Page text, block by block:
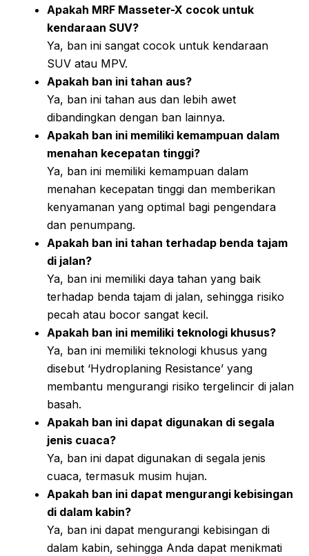
Apakah MRF Masseter-X cocok untuk
kendaraan SUV?
Ya, ban ini sangat cocok untuk kendaraan
SUV atau MPV.
Apakah ban ini tahan aus?
Ya, ban ini tahan aus dan lebih awet
dibandingkan dengan ban lainnya.
Apakah ban ini memiliki kemampuan dalam
menahan kecepatan tinggi?
Ya, ban ini memiliki kemampuan dalam
menahan kecepatan tinggi dan memberikan
kenyamanan yang optimal bagi pengendara
dan penumpang.
Apakah ban ini tahan terhadap benda tajam
di jalan?
Ya, ban ini memiliki daya tahan yang baik
terhadap benda tajam di jalan, sehingga risiko
pecah atau bocor sangat kecil.
Apakah ban ini memiliki teknologi khusus?
Ya, ban ini memiliki teknologi khusus yang
disebut ‘Hydroplaning Resistance’ yang
membantu mengurangi risiko tergelincir di jalan
basah.
Apakah ban ini dapat digunakan di segala
jenis cuaca?
Ya, ban ini dapat digunakan di segala jenis
cuaca, termasuk musim hujan.
Apakah ban ini dapat mengurangi kebisingan
di dalam kabin?
Ya, ban ini dapat mengurangi kebisingan di
dalam kabin, sehingga Anda dapat menikmati